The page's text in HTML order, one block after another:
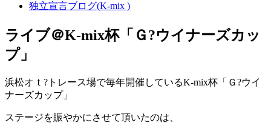
独立宣言ブログ(K-mix )
ライブ＠K-mix杯「Ｇ?ウイナーズカッ
プ」
浜松オｔ?トレース場で毎年開催しているK-mix杯「Ｇ?ウイ
ナーズカップ」
ステージを賑やかにさせて頂いたのは、